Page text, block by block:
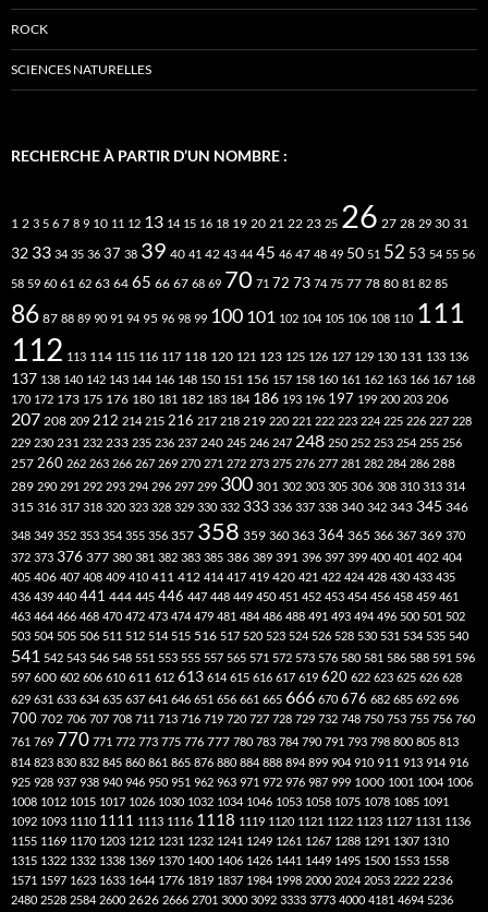
ROCK
SCIENCES NATURELLES
RECHERCHE À PARTIR D’UN NOMBRE :
1 2 3 5 6 7 8 9 10 11 12 13 14 15 16 18 19 20 21 22 23 25 26 27 28 29 30 31
32 33 34 35 36 37 38 39 40 41 42 43 44 45 46 47 48 49 50 51 52 53 54 55 56
58 59 60 61 62 63 64 65 66 67 68 69 70 71 72 73 74 75 77 78 80 81 82 85
86 87 88 89 90 91 94 95 96 98 99 100 101 102 104 105 106 108 110 111
112 113 114 115 116 117 118 120 121 123 125 126 127 129 130 131 133 136
137 138 140 142 143 144 146 148 150 151 156 157 158 160 161 162 163 166 167 168
170 172 173 175 176 180 181 182 183 184 186 193 196 197 199 200 203 206
207 208 209 212 214 215 216 217 218 219 220 221 222 223 224 225 226 227 228
229 230 231 232 233 235 236 237 240 245 246 247 248 250 252 253 254 255 256
257 260 262 263 266 267 269 270 271 272 273 275 276 277 281 282 284 286 288
289 290 291 292 293 294 296 297 299 300 301 302 303 305 306 308 310 313 314
315 316 317 318 320 323 328 329 330 332 333 336 337 338 340 342 343 345 346
348 349 352 353 354 355 356 357 358 359 360 363 364 365 366 367 369 370
372 373 376 377 380 381 382 383 385 386 389 391 396 397 399 400 401 402 404
405 406 407 408 409 410 411 412 414 417 419 420 421 422 424 428 430 433 435
436 439 440 441 444 445 446 447 448 449 450 451 452 453 454 456 458 459 461
463 464 466 468 470 472 473 474 479 481 484 486 488 491 493 494 496 500 501 502
503 504 505 506 511 512 514 515 516 517 520 523 524 526 528 530 531 534 535 540
541 542 543 546 548 551 553 555 557 565 571 572 573 576 580 581 586 588 591 596
597 600 602 606 610 611 612 613 614 615 616 617 619 620 622 623 625 626 628
629 631 633 634 635 637 641 646 651 656 661 665 666 670 676 682 685 692 696
700 702 706 707 708 711 713 716 719 720 727 728 729 732 748 750 753 755 756 760
761 769 770 771 772 773 775 776 777 780 783 784 790 791 793 798 800 805 813
814 823 830 832 845 860 861 865 876 880 884 888 894 899 904 910 911 913 914 916
925 928 937 938 940 946 950 951 962 963 971 972 976 987 999 1000 1001 1004 1006
1008 1012 1015 1017 1026 1030 1032 1034 1046 1053 1058 1075 1078 1085 1091
1092 1093 1110 1111 1113 1116 1118 1119 1120 1121 1122 1123 1127 1131 1136
1155 1169 1170 1203 1212 1231 1232 1241 1249 1261 1267 1288 1291 1307 1310
1315 1322 1332 1338 1369 1370 1400 1406 1426 1441 1449 1495 1500 1553 1558
1571 1597 1623 1633 1644 1776 1819 1837 1984 1998 2000 2024 2053 2222 2236
2480 2528 2584 2600 2626 2666 2701 3000 3092 3333 3773 4000 4181 4694 5236